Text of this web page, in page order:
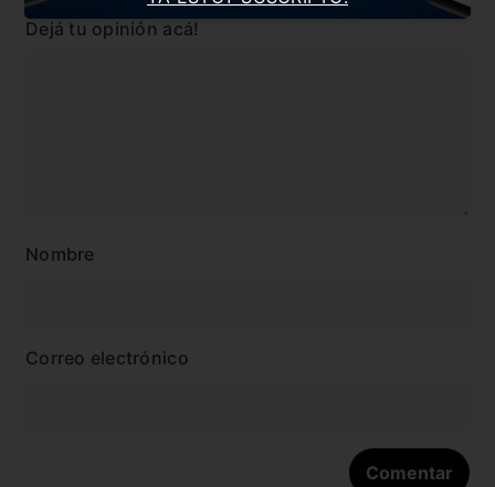
Dejá tu opinión acá!
Nombre
Correo electrónico